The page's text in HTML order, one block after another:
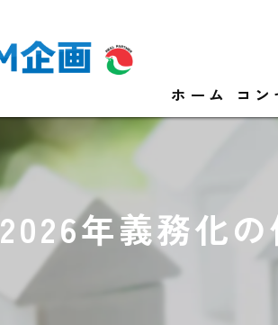
ホーム コン
2026年義務化